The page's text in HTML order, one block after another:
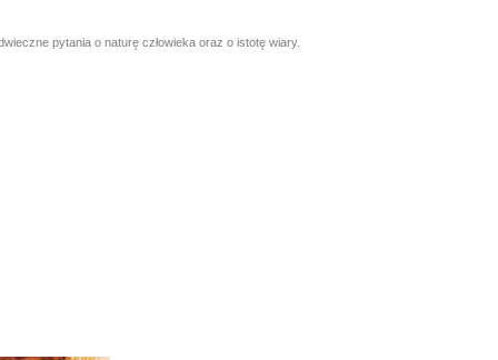
pytania o naturę człowieka oraz o istotę wiary.